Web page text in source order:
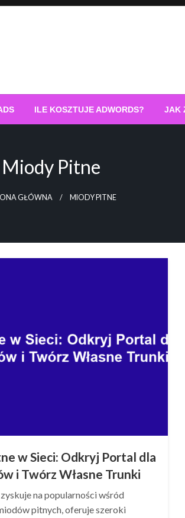
ILE KOSZTUJE ADWORDS? JAK
Miody Pitne
GŁÓWNA MIODY PITNE
w Sieci: Odkryj Portal dla
i Twórz Własne Trunki
na popularności wśród
pitnych, oferuje szeroki